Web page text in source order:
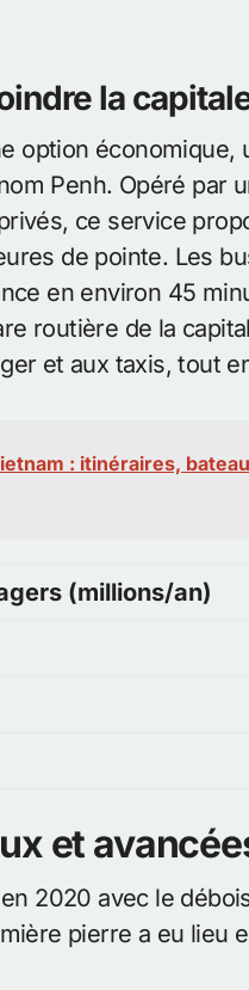
la
option économique,
Penh. Opéré par
ce service
de pointe. Les
en environ 45
routière de la
et aux taxis, tout
: itinéraires,
(millions/an)
et
2020 avec le
pierre a eu lieu